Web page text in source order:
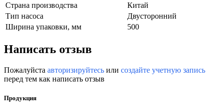
Страна производства
Китай
Тип насоса
Двусторонний
Ширина упаковки, мм
500
Написать отзыв
Пожалуйста авторизируйтесь или создайте учетную запись
перед тем как написать отзыв
Продукция